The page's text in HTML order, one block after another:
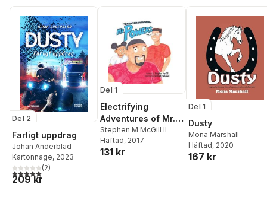
Del 2
Farligt uppdrag
Johan Anderblad
Kartonnage, 2023
5,0utav 5 stjärnor. Totalt antal röster:
(2)
209 kr
Del 1
Electrifying
Adventures of Mr.
Powers
Stephen M McGill II
Häftad, 2017
131 kr
Del 1
Dusty
Mona Marshall
Häftad, 2020
167 kr